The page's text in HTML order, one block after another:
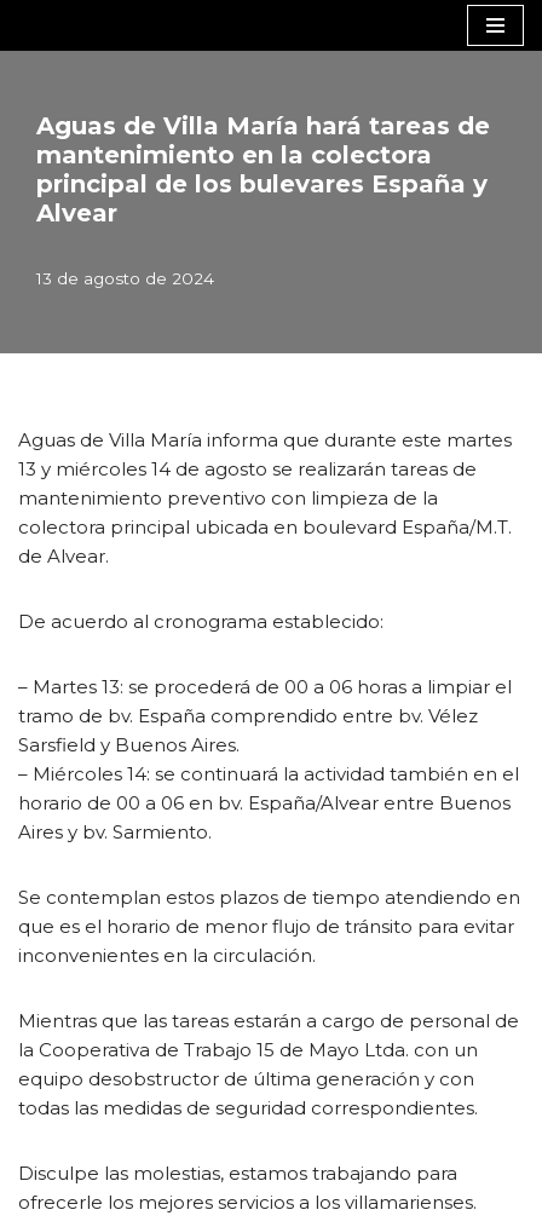
contenido
Aguas de Villa María hará tareas de
mantenimiento en la colectora
principal de los bulevares España y
Alvear
13 de agosto de 2024
Aguas de Villa María informa que durante este martes
13 y miércoles 14 de agosto se realizarán tareas de
mantenimiento preventivo con limpieza de la
colectora principal ubicada en boulevard España/M.T.
de Alvear.
De acuerdo al cronograma establecido:
– Martes 13: se procederá de 00 a 06 horas a limpiar el
tramo de bv. España comprendido entre bv. Vélez
Sarsfield y Buenos Aires.
– Miércoles 14: se continuará la actividad también en el
horario de 00 a 06 en bv. España/Alvear entre Buenos
Aires y bv. Sarmiento.
Se contemplan estos plazos de tiempo atendiendo en
que es el horario de menor flujo de tránsito para evitar
inconvenientes en la circulación.
Mientras que las tareas estarán a cargo de personal de
la Cooperativa de Trabajo 15 de Mayo Ltda. con un
equipo desobstructor de última generación y con
todas las medidas de seguridad correspondientes.
Disculpe las molestias, estamos trabajando para
ofrecerle los mejores servicios a los villamarienses.